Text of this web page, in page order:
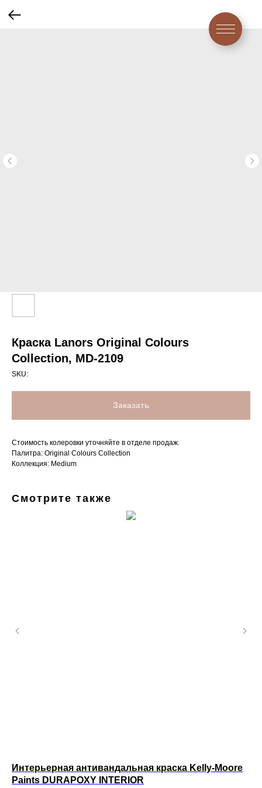
Краска Lanors Original Colours
Collection, MD-2109
SKU:
Заказать
Стоимость колеровки уточняйте в отделе продаж.
Палитра: Original Colours Collection
Коллекция: Medium
Смотрите также
Интерьерная антивандальная краска Kelly-Moore
Paints DURAPOXY INTERIOR